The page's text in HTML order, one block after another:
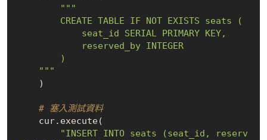
"""
    """
# 塞入測試資料
"INSERT INTO seats (seat_id, reserv